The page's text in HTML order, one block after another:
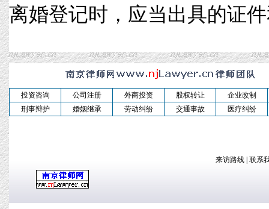
离婚登记时，应当出具的证
投资咨询 公司注册 外商投资 股权转让
企业改制
刑事辩护
婚姻继承 劳动纠纷 交通事故 医疗纠纷
来访路线 联系